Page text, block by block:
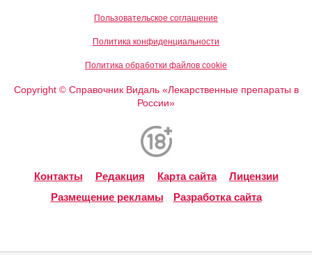
Пользовательское соглашение
Политика конфиденциальности
Политика обработки файлов cookie
Copyright ©Справочник Видаль «Лекарственные препараты в
России»
Контакты Редакция Карта сайта
Лицензии
Размещение рекламы
Разработка сайта